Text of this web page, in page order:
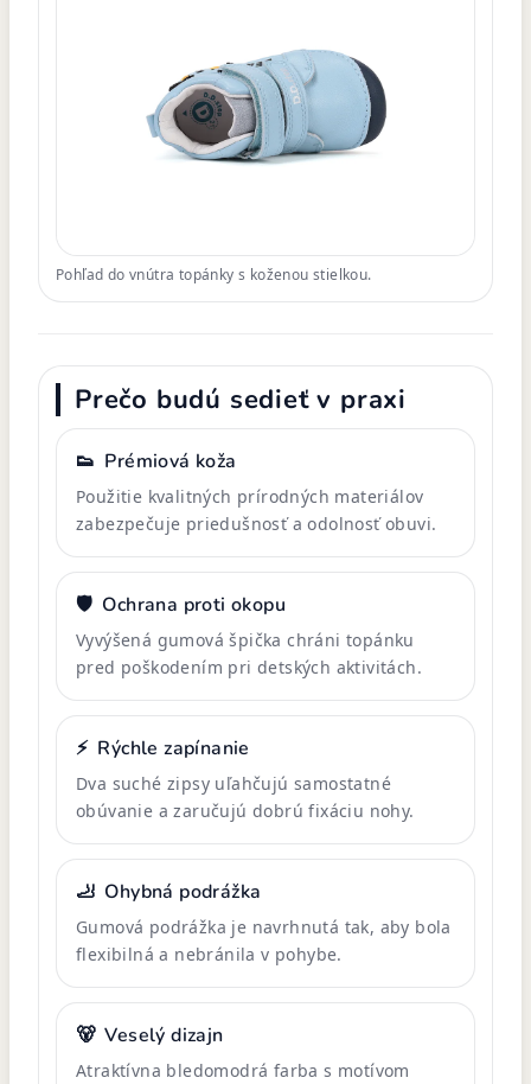
Pohľad do vnútra topánky s koženou stielkou.
Prečo budú sedieť v praxi
👟 Prémiová koža
Použitie kvalitných prírodných materiálov
zabezpečuje priedušnosť a odolnosť obuvi.
🛡️ Ochrana proti okopu
Vyvýšená gumová špička chráni topánku
pred poškodením pri detských aktivitách.
⚡ Rýchle zapínanie
Dva suché zipsy uľahčujú samostatné
obúvanie a zaručujú dobrú fixáciu nohy.
🦶 Ohybná podrážka
Gumová podrážka je navrhnutá tak, aby bola
flexibilná a nebránila v pohybe.
🐻 Veselý dizajn
Atraktívna bledomodrá farba s motívom